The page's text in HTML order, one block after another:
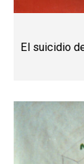
El suicidio